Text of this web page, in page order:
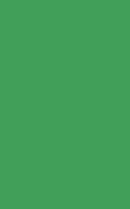
leg bij
vooraf vast welke
de
patiënten een
je achteraf beter
verslechtering.